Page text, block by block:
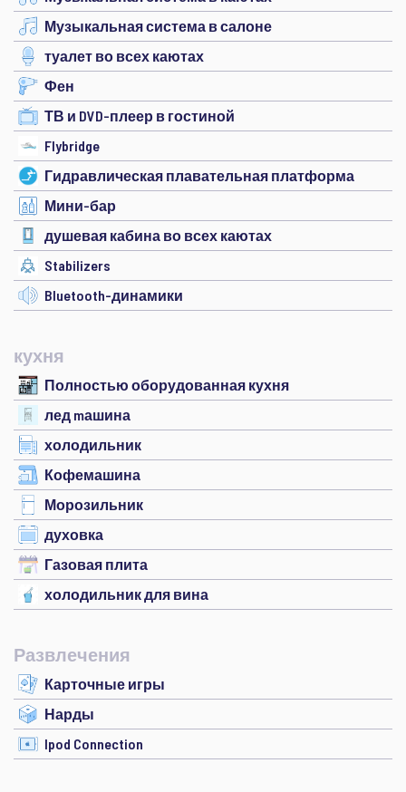
Музыкальная система в салоне
туалет во всех каютах
Фен
ТВ и DVD-плеер в гостиной
Flybridge
Гидравлическая плавательная платформа
Мини-бар
душевая кабина во всех каютах
Stabilizers
Bluetooth-динамики
кухня
Полностью оборудованная кухня
лед mашина
холодильник
Кофемашина
Морозильник
духовка
Газовая плита
холодильник для вина
Развлечения
Карточные игры
Нарды
Ipod Connection